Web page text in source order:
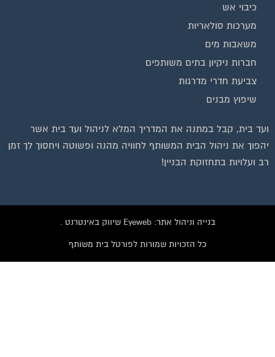
כיבוי אש
מערכות סולאריות
משאבות מים
חברות ניקיון בתים משותפים
צביעת חדרי מדרגות
שיפוץ מבנים
ועד בית, קבל במתנה את המדריך המלא לניהול ועד בית אשר
יהפוך את ניהול הבית המשותף לחוויה מהנה ופשוטה ויחסוך לך זמן
רב ועלויות בתחזוקת הבניין!
בנייה וניהול אתר: Eyeweb שיווק באינטרנט .
כל הזכויות שמורות לפורטל בית משותף